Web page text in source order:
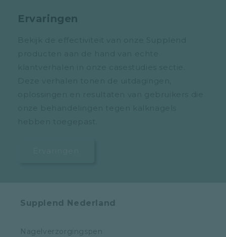
Ervaringen
Supplend Nederland
Nagelverzorgingspen